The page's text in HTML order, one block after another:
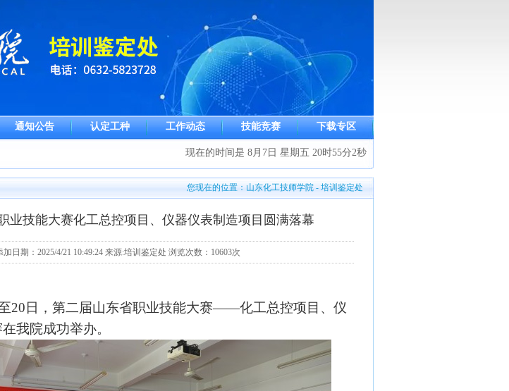
通知公告 认定工种 工作动态 技能竞赛 下载专区
现在的时间是 8月7日 星期五 20时55分3秒
您现在的位置：山东化工技师学院 - 培训鉴定处
业技能大赛化工总控项目、仪器仪表制造项目圆满落幕
加日期：2025/4/21 10:49:24 来源:培训鉴定处 浏览次数：10603次
20日，第二届山东省职业技能大赛——化工总控项目、仪
我院成功举办。